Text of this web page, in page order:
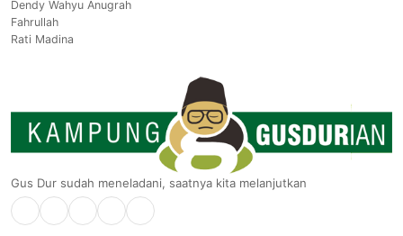
Dendy Wahyu Anugrah
Fahrullah
Rati Madina
Gus Dur sudah meneladani, saatnya kita melanjutkan